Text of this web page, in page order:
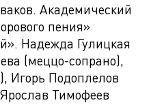
Академический
пения»
Надежда Гулицкая
(меццо-сопрано),
Игорь Подоплелов
Тимофеев